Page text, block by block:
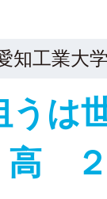
知工業大
う
高